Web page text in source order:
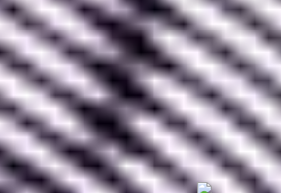
fonctionnalités qu’il offre font de
outil qui permet de s’attaquer à
chantier sereinement. Tant sur le
l’organisation que sur l’expression
tout est optimisé pour qu’un
Figma soit le plus libre et